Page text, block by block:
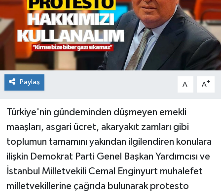
Paylaş A- A+
Türkiye'nin gündeminden düşmeyen emekli
maaşları, asgari ücret, akaryakıt zamları gibi
toplumun tamamını yakından ilgilendiren konulara
ilişkin Demokrat Parti Genel Başkan Yardımcısı ve
İstanbul Milletvekili Cemal Enginyurt muhalefet
milletvekillerine çağrıda bulunarak protesto
MEDYA
OTOMOBİL
ÖZEL HABER
POLİTİKA
SAĞLIK
SPOR